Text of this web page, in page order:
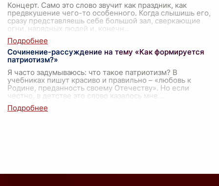
Концерт. Само это слово звучит как праздник, как
предвкушение чего-то особенного. Когда слышишь его,
сразу представляешь себе большой зал, сверкающие
огни, нарядных людей и, конечн
Сочинение-рассуждение на тему «Как формируется
патриотизм?»
Я часто задумываюсь: что такое патриотизм? В
учебниках пишут красиво и правильно – «любовь к
Родине, преданность своему Отечеству». Но если
честно, в детстве это слово казалось мне